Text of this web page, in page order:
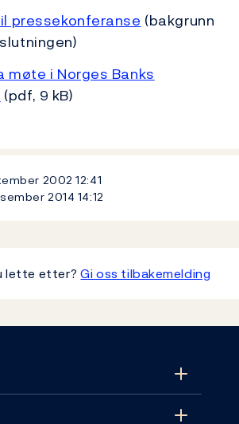
pressekonferanse (bakgrunn
møte i Norges Banks
(pdf, 9 kB)
200212:41
2014 14:12
lette etter?Gi oss tilbakemelding